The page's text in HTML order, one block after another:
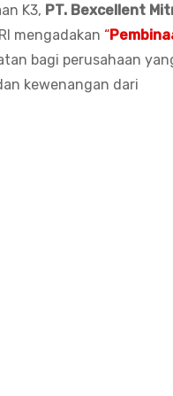
K3, PT. Bexcellent
mengadakan “
bagi perusahaan
kewenangan dari